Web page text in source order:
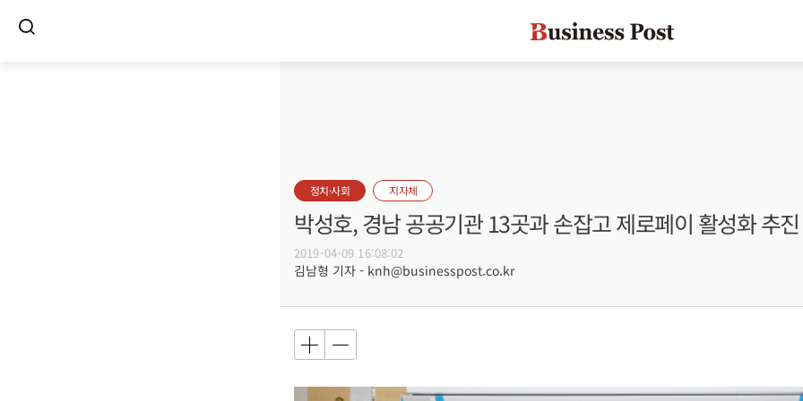
정치·사회 지자체
박성호, 경남 공공기관 13곳과 손잡고 제로페이 활성화 추진
2019-04-09 16:08:02
김남형 기자 - knh@businesspost.co.kr